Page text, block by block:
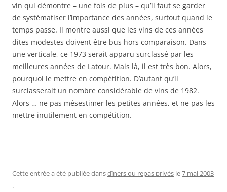
vin qui démontre – une fois de plus – qu’il faut se garder
de systématiser l’importance des années, surtout quand le
temps passe. Il montre aussi que les vins de ces années
dites modestes doivent être bus hors comparaison. Dans
une verticale, ce 1973 serait apparu surclassé par les
meilleures années de Latour. Mais là, il est très bon. Alors,
pourquoi le mettre en compétition. D’autant qu’il
surclasserait un nombre considérable de vins de 1982.
Alors … ne pas mésestimer les petites années, et ne pas les
mettre inutilement en compétition.
Cette entrée a été publiée dansdîners ou repas privés le7 mai 2003
.